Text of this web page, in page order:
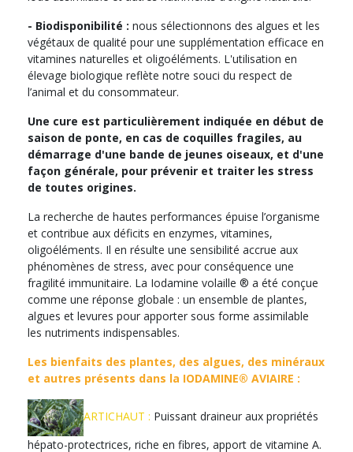
- Biodisponibilité : nous sélectionnons des algues et les
végétaux de qualité pour une supplémentation efficace en
vitamines naturelles et oligoéléments. L'utilisation en
élevage biologique reflète notre souci du respect de
l’animal et du consommateur.
Une cure est particulièrement indiquée en début de
saison de ponte, en cas de coquilles fragiles, au
démarrage d'une bande de jeunes oiseaux, et d'une
façon générale, pour prévenir et traiter les stress
de toutes origines.
La recherche de hautes performances épuise l’organisme
et contribue aux déficits en enzymes, vitamines,
oligoéléments. Il en résulte une sensibilité accrue aux
phénomènes de stress, avec pour conséquence une
fragilité immunitaire. La Iodamine volaille ® a été conçue
comme une réponse globale : un ensemble de plantes,
algues et levures pour apporter sous forme assimilable
les nutriments indispensables.
Les bienfaits des plantes, des algues, des minéraux
et autres présents dans la IODAMINE® AVIAIRE :
ARTICHAUT : Puissant draineur aux propriétés
hépato-protectrices, riche en fibres, apport de vitamine A.